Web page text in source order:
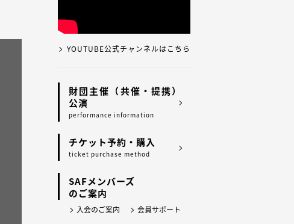
YOUTUBE公式チャンネルはこちら
財団主催（共催・提携）
公演
performance information
チケット予約・購入
ticket purchase method
SAFメンバーズ
のご案内
入会のご案内 会員サポート